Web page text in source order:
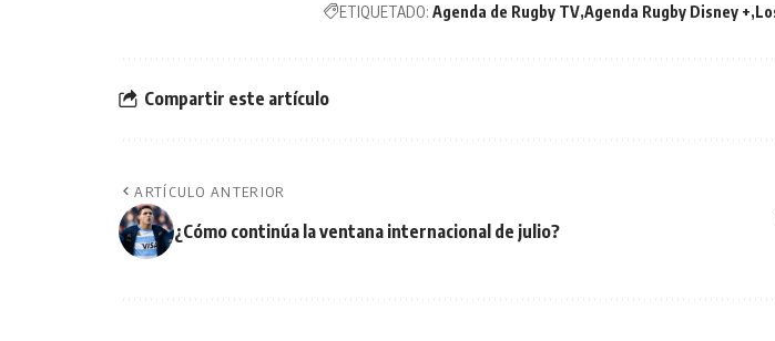
ETIQUETADO: Agenda de Rugby TV Agenda Rugby Disney +
Compartir este artículo
ARTÍCULO ANTERIOR
¿Cómo continúa la ventana internacional de julio?